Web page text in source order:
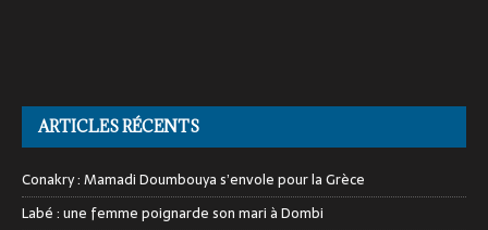
ARTICLES RÉCENTS
Conakry : Mamadi Doumbouya s’envole pour la Grèce
Labé : une femme poignarde son mari à Dombi